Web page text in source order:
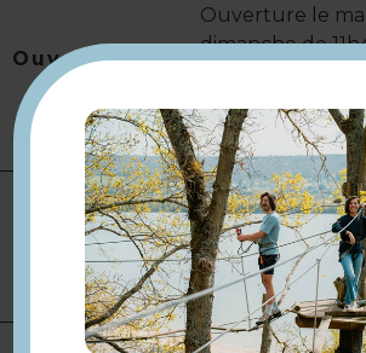
Ouverture
Ouverture le
dimanche de
jeudi, vendredi
11h45 à 14h30
Sauf le lundi.
Equipement
Parking à
Terrasse
Terrasse
Location de